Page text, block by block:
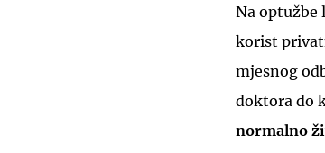
Na optužbe
korist
mjesnog
doktora do
normalno